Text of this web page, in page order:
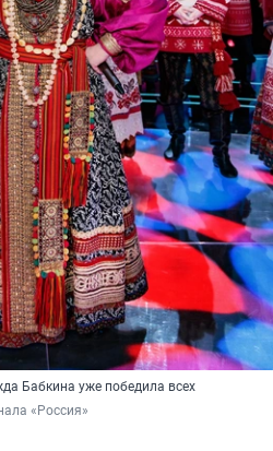
Бабкина уже победила всех
«Россия»